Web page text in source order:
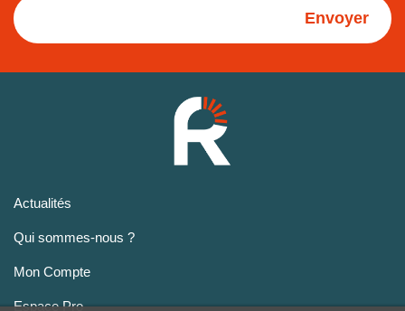
Envoyer
Actualités
Qui sommes-nous ?
Mon Compte
Espace Pro